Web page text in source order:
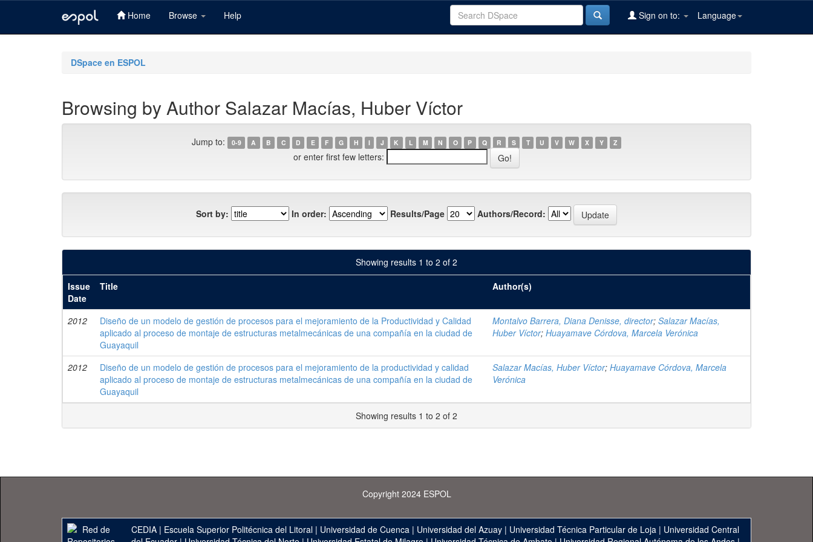
Home Browse Help Language
Sign on to:
DSpace en ESPOL
Browsing by Author Salazar Macías, Huber Víctor
Jump to: 0-9 A B C D E F G H I J K L M N O P Q R S T U V W X Y Z
or enter first few letters:
Sort by: In order: Results/Page Authors/Record:
Showing results 1 to 2 of 2
Issue
Date
Title Author(s)
2012
Diseño de un modelo de gestión de procesos para el mejoramiento de la Productividad y Calidad
aplicado al proceso de montaje de estructuras metalmecánicas de una compañía en la ciudad de
Guayaquil
Montalvo Barrera, Diana Denisse, director; Salazar Macías,
Huber Víctor; Huayamave Córdova, Marcela Verónica
2012
Diseño de un modelo de gestión de procesos para el mejoramiento de la productividad y calidad
aplicado al proceso de montaje de estructuras metalmecánicas de una compañía en la ciudad de
Guayaquil
Salazar Macías, Huber Víctor; Huayamave Córdova, Marcela
Verónica
Showing results 1 to 2 of 2
Copyright 2024 ESPOL
CEDIA | Escuela Superior Politécnica del Litoral | Universidad de Cuenca | Universidad del Azuay | Universidad Técnica Particular de Loja | Universidad Central